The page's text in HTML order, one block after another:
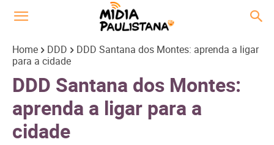
Home DDD
DDD Santana dos Montes: aprenda a ligar
para a cidade
DDD Santana dos Montes:
aprenda a ligar para a
cidade